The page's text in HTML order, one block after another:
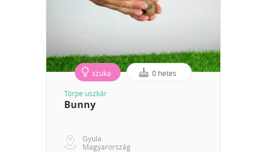
szuka 0 hetes
Törpe uszkár
Bunny
Gyula
Magyarország